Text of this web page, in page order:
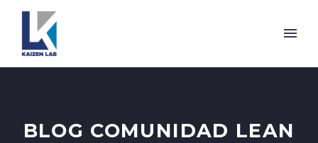
BLOG COMUNIDAD LEAN